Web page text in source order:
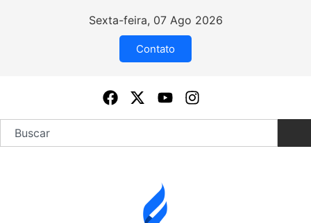
Sexta-feira, 07 Ago 2026
Contato